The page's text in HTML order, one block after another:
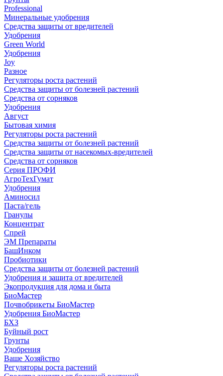
Professional
Минеральные удобрения
Средства защиты от вредителей
Удобрения
Green World
Удобрения
Joy
Разное
Регуляторы роста растений
Средства защиты от болезней растений
Средства от сорняков
Удобрения
Август
Бытовая химия
Регуляторы роста растений
Средства защиты от болезней растений
Средства защиты от насекомых-вредителей
Средства от сорняков
Серия ПРОФИ
АгроТехГумат
Удобрения
Аминосил
Паста/гель
Гранулы
Концентрат
Спрей
ЭМ Препараты
БашИнком
Пробиотики
Средства защиты от болезней растений
Удобрения и защита от вредителей
Экопродукция для дома и быта
БиоМастер
Почвобрикеты БиоМастер
Удобрения БиоМастер
БХЗ
Буйный рост
Грунты
Удобрения
Ваше Хозяйство
Регуляторы роста растений